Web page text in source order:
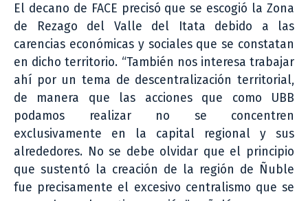
El decano de FACE precisó que se escogió la Zona
de Rezago del Valle del Itata debido a las
carencias económicas y sociales que se constatan
en dicho territorio. “También nos interesa trabajar
ahí por un tema de descentralización territorial,
de manera que las acciones que como UBB
podamos realizar no se concentren
exclusivamente en la capital regional y sus
alrededores. No se debe olvidar que el principio
que sustentó la creación de la región de Ñuble
fue precisamente el excesivo centralismo que se